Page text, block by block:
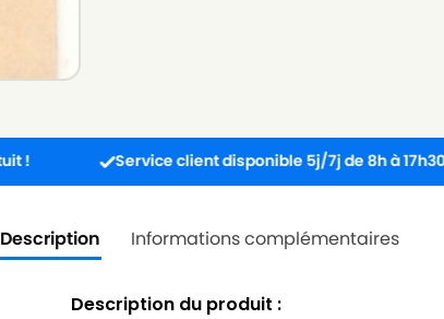
Service client disponible 5j/7j de 8h à 17h30.
Description Informations complémentaires
Description du produit :